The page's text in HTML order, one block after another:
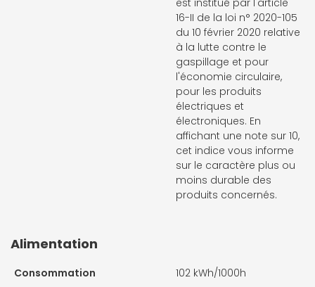
est institué par l'article
16-II de la loi n° 2020-105
du 10 février 2020 relative
à la lutte contre le
gaspillage et pour
l'économie circulaire,
pour les produits
électriques et
électroniques. En
affichant une note sur 10,
cet indice vous informe
sur le caractère plus ou
moins durable des
produits concernés.
Alimentation
Consommation
102 kWh/1000h